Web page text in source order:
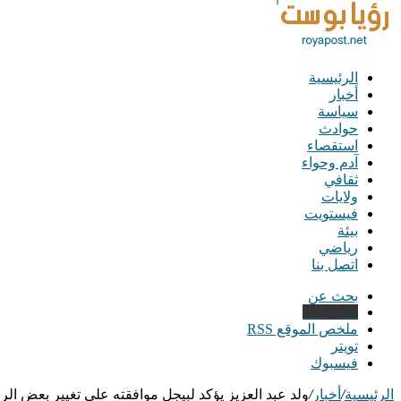
الرئيسية
أخبار
سياسة
حوادث
استقصاء
آدم وحواء
ثقافي
ولايات
فيستويت
بيئة
رياضي
اتصل بنا
بحث عن
ملخص الموقع RSS
تويتر
فيسبوك
الرئيسية/ أخبار/ولد عبد العزيز يؤكد لبيجل موافقته على تغيير بعض